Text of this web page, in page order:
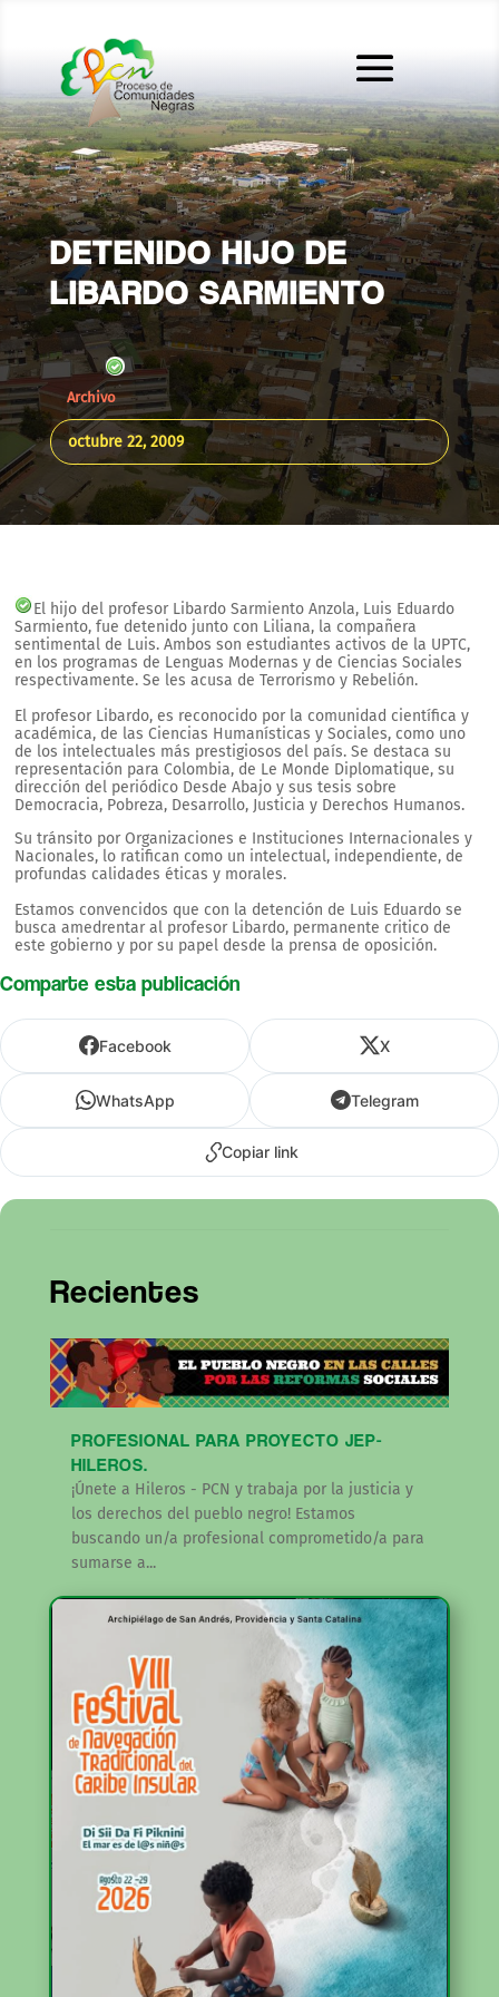
DETENIDO HIJO DE
LIBARDO SARMIENTO
Archivo
octubre 22, 2009
El hijo del profesor Libardo Sarmiento Anzola, Luis Eduardo
Sarmiento, fue detenido junto con Liliana, la compañera
sentimental de Luis. Ambos son estudiantes activos de la UPTC,
en los programas de Lenguas Modernas y de Ciencias Sociales
respectivamente. Se les acusa de Terrorismo y Rebelión.
El profesor Libardo, es reconocido por la comunidad científica y
académica, de las Ciencias Humanísticas y Sociales, como uno
de los intelectuales más prestigiosos del país. Se destaca su
representación para Colombia, de Le Monde Diplomatique, su
dirección del periódico Desde Abajo y sus tesis sobre
Democracia, Pobreza, Desarrollo, Justicia y Derechos Humanos.
Su tránsito por Organizaciones e Instituciones Internacionales y
Nacionales, lo ratifican como un intelectual, independiente, de
profundas calidades éticas y morales.
Estamos convencidos que con la detención de Luis Eduardo se
busca amedrentar al profesor Libardo, permanente critico de
este gobierno y por su papel desde la prensa de oposición.
Comparte esta publicación
Facebook X
WhatsApp Telegram
Copiar link
Recientes
PROFESIONAL PARA PROYECTO JEP-
HILEROS.
¡Únete a Hileros - PCN y trabaja por la justicia y
los derechos del pueblo negro! Estamos
buscando un/a profesional comprometido/a para
sumarse a...